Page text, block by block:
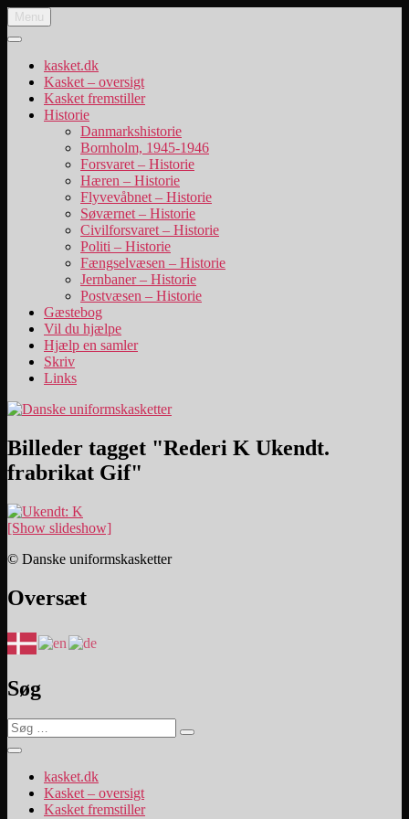
Videre
til
indhold
Danske uniformskasketter
uniformskasketter og lidt historie
Menu
kasket.dk
Kasket – oversigt
Kasket fremstiller
Historie
Danmarkshistorie
Bornholm, 1945-1946
Forsvaret – Historie
Hæren – Historie
Flyvevåbnet – Historie
Søværnet – Historie
Civilforsvaret – Historie
Politi – Historie
Fængselvæsen – Historie
Jernbaner – Historie
Postvæsen – Historie
Gæstebog
Vil du hjælpe
Hjælp en samler
Skriv
Links
Billeder tagget "Rederi K Ukendt.
frabrikat Gif"
[Show slideshow]
© Danske uniformskasketter
Oversæt
Søg
Søg
efter:
Søg
kasket.dk
Kasket – oversigt
Kasket fremstiller